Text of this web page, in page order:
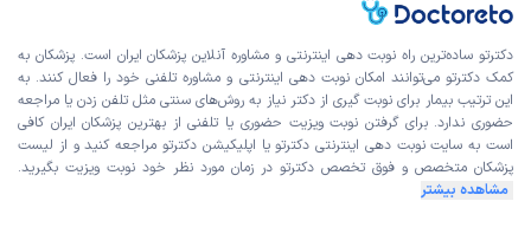
دکترتو ساده‌ترین راه نوبت‌ دهی اینترنتی و مشاوره آنلاین پزشکان ایران است. پزشکان به
کمک دکترتو می‌توانند امکان نوبت دهی اینترنتی و مشاوره تلفنی خود را فعال کنند. به
این ترتیب بیمار برای نوبت گیری از دکتر نیاز به روش‌های سنتی مثل تلفن زدن یا مراجعه
حضوری ندارد. برای گرفتن نوبت ویزیت حضوری یا تلفنی از بهترین پزشکان ایران کافی
است به سایت نوبت دهی اینترنتی دکترتو یا اپلیکیشن دکترتو مراجعه کنید و از لیست
پزشکان متخصص و فوق تخصص دکترتو در زمان مورد نظر خود نوبت ویزیت بگیرید.
مشاهده بیشتر